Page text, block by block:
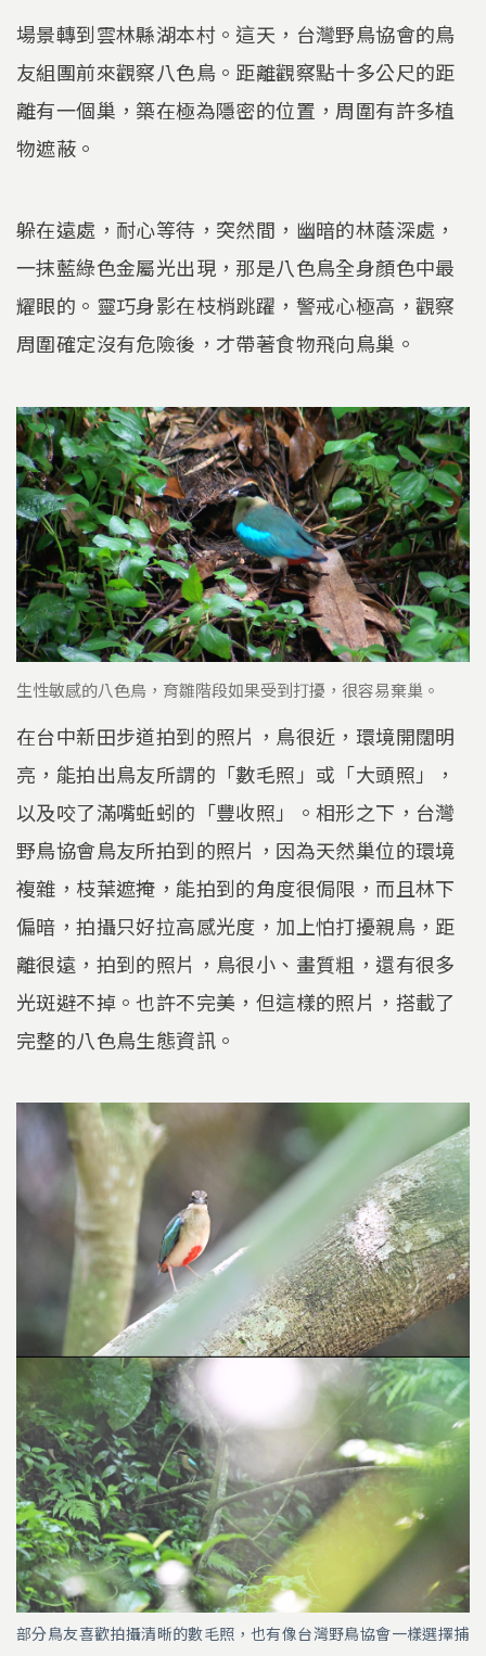
場景轉到雲林縣湖本村。這天，台灣野鳥協會的鳥
友組團前來觀察八色鳥。距離觀察點十多公尺的距
離有一個巢，築在極為隱密的位置，周圍有許多植
物遮蔽。
躲在遠處，耐心等待，突然間，幽暗的林蔭深處，
一抹藍綠色金屬光出現，那是八色鳥全身顏色中最
耀眼的。靈巧身影在枝梢跳躍，警戒心極高，觀察
周圍確定沒有危險後，才帶著食物飛向鳥巢。
生性敏感的八色鳥，育雛階段如果受到打擾，很容易棄巢。
在台中新田步道拍到的照片，鳥很近，環境開闊明
亮，能拍出鳥友所謂的「數毛照」或「大頭照」，
以及咬了滿嘴蚯蚓的「豐收照」。相形之下，台灣
野鳥協會鳥友所拍到的照片，因為天然巢位的環境
複雜，枝葉遮掩，能拍到的角度很侷限，而且林下
偏暗，拍攝只好拉高感光度，加上怕打擾親鳥，距
離很遠，拍到的照片，鳥很小、畫質粗，還有很多
光斑避不掉。也許不完美，但這樣的照片，搭載了
完整的八色鳥生態資訊。
部分鳥友喜歡拍攝清晰的數毛照，也有像台灣野鳥協會一樣選擇捕